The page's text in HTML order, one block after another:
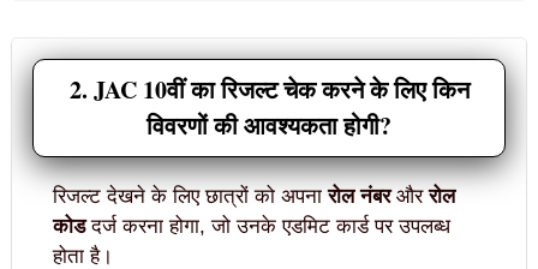
2. JAC 10वीं का रिजल्ट चेक करने के लिए किन
विवरणों की आवश्यकता होगी?
रिजल्ट देखने के लिए छात्रों को अपनारोल नंबरऔररोल
कोडदर्ज करना होगा, जो उनके एडमिट कार्ड पर उपलब्ध
होता है।